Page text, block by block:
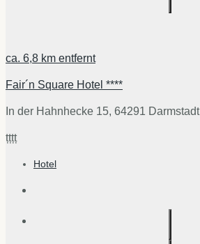
ca. 6,8 km entfernt
Fair´n Square Hotel ****
In der Hahnhecke 15, 64291 Darmstadt
țțțț
Hotel